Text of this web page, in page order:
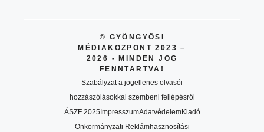
© GYÖNGYÖSI
MÉDIAKÖZPONT 2023 –
2026 - MINDEN JOG
FENNTARTVA!
Szabályzat a jogellenes olvasói
hozzászólásokkal szembeni fellépésről
ÁSZF 2025ImpresszumAdatvédelemKiadó
Önkormányzati Reklámhasznosítási